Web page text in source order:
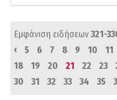
Εμφάνιση ειδήσεων321-
‹
5 6 7 8 9 10 11
18
19 20 21 22 23
30
31 32 33 34 35